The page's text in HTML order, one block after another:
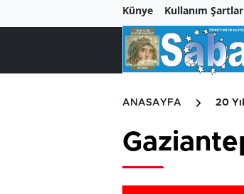
Künye Kullanım
ANASAYFA 20